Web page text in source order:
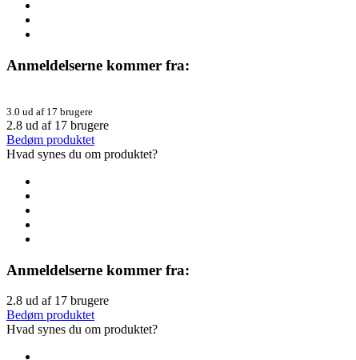
Anmeldelserne kommer fra:
3.0 ud af 17 brugere
2.8 ud af 17 brugere
Bedøm produktet
Hvad synes du om produktet?
Anmeldelserne kommer fra:
2.8 ud af 17 brugere
Bedøm produktet
Hvad synes du om produktet?